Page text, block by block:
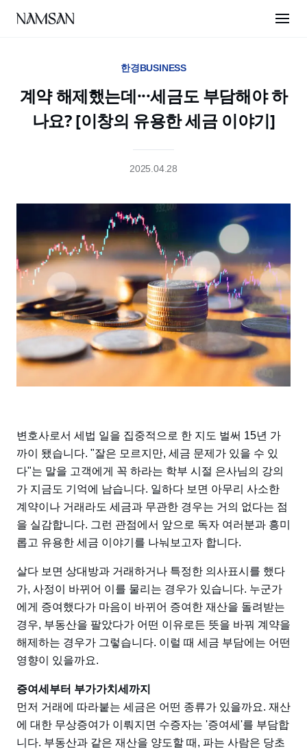
한경BUSINESS
계약 해제했는데···세금도 부담해야 하
나요? [이창의 유용한 세금 이야기]
2025.04.28
변호사로서 세법 일을 집중적으로 한 지도 벌써 15년 가
까이 됐습니다. "잘은 모르지만, 세금 문제가 있을 수 있
다"는 말을 고객에게 꼭 하라는 학부 시절 은사님의 강의
가 지금도 기억에 남습니다. 일하다 보면 아무리 사소한
계약이나 거래라도 세금과 무관한 경우는 거의 없다는 점
을 실감합니다. 그런 관점에서 앞으로 독자 여러분과 흥미
롭고 유용한 세금 이야기를 나눠보고자 합니다.
살다 보면 상대방과 거래하거나 특정한 의사표시를 했다
가, 사정이 바뀌어 이를 물리는 경우가 있습니다. 누군가
에게 증여했다가 마음이 바뀌어 증여한 재산을 돌려받는
경우, 부동산을 팔았다가 어떤 이유로든 뜻을 바꿔 계약을
해제하는 경우가 그렇습니다. 이럴 때 세금 부담에는 어떤
영향이 있을까요.
증여세부터 부가가치세까지
먼저 거래에 따라붙는 세금은 어떤 종류가 있을까요. 재산
에 대한 무상증여가 이뤄지면 수증자는 '증여세'를 부담합
니다. 부동산과 같은 재산을 양도할 때, 파는 사람은 당초